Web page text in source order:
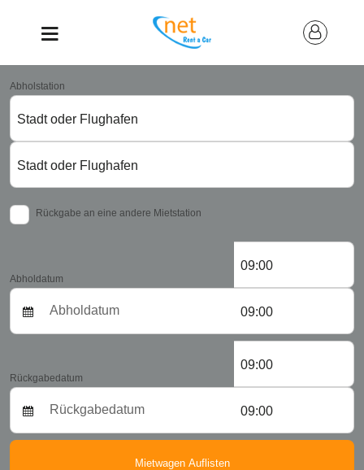
Abholstation
Stadt oder Flughafen
Stadt oder Flughafen
Rückgabe an eine andere Mietstation
Abholdatum
09:00
09:00
Rückgabedatum
09:00
09:00
Mietwagen Auflisten